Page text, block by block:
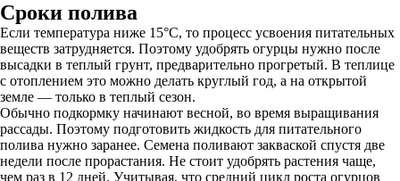
Сроки полива
Если температура ниже 15°C, то процесс усвоения питательных
веществ затрудняется. Поэтому удобрять огурцы нужно после
высадки в теплый грунт, предварительно прогретый. В теплице
с отоплением это можно делать круглый год, а на открытой
земле — только в теплый сезон.
Обычно подкормку начинают весной, во время выращивания
рассады. Поэтому подготовить жидкость для питательного
полива нужно заранее. Семена поливают закваской спустя две
недели после прорастания. Не стоит удобрять растения чаще,
чем раз в 12 дней. Учитывая, что средний цикл роста огурцов